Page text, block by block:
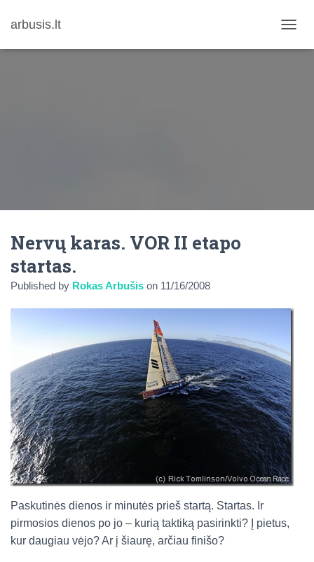
arbusis.lt
O
I
Nervų karas. VOR II etapo
startas.
Published by Rokas Arbušis on 11/16/2008
Paskutinės dienos ir minutės prieš startą. Startas. Ir
pirmosios dienos po jo – kurią taktiką pasirinkti? Į pietus,
kur daugiau vėjo? Ar į šiaurę, arčiau finišo?